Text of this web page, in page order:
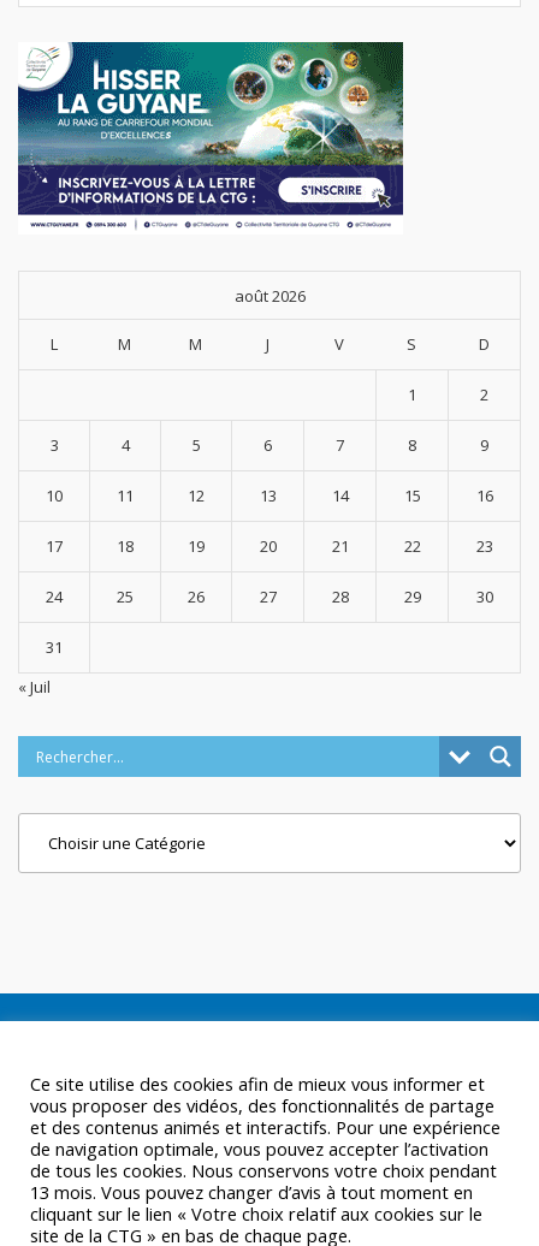
août 2026
L M M J V S D
1 2
3 4 5 6 7 8 9
10 11 12 13 14 15 16
17 18 19 20 21 22 23
24 25 26 27 28 29 30
31
« Juil
Ce site utilise des cookies afin de mieux vous informer et
vous proposer des vidéos, des fonctionnalités de partage
et des contenus animés et interactifs. Pour une expérience
de navigation optimale, vous pouvez accepter l’activation
de tous les cookies. Nous conservons votre choix pendant
13 mois. Vous pouvez changer d’avis à tout moment en
cliquant sur le lien « Votre choix relatif aux cookies sur le
site de la CTG » en bas de chaque page.